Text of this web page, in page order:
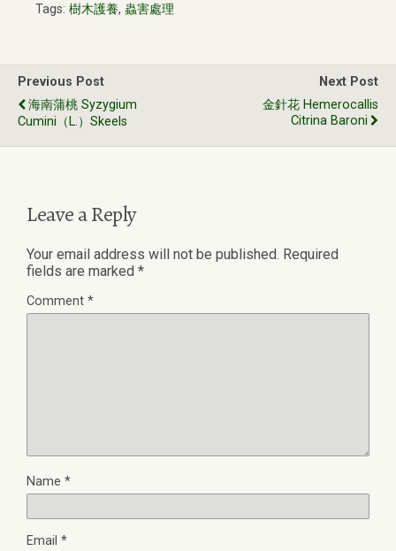
Tags: 樹木護養, 蟲害處理
Previous Post
海南蒲桃 Syzygium
Cumini（L.）Skeels
Next Post
金針花 Hemerocallis
Citrina Baroni
Leave a Reply
Your email address will not be published. Required
fields are marked *
Comment *
Name *
Email *